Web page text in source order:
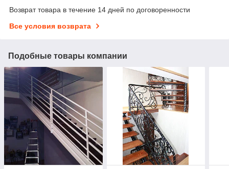
Возврат товара в течение 14 дней по договоренности
Все условия возврата
Подобные товары компании